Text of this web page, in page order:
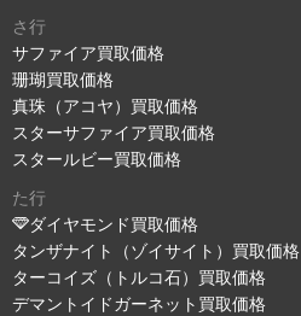
さ行
サファイア買取価格
珊瑚買取価格
真珠（アコヤ）買取価格
スターサファイア買取価格
スタールビー買取価格
た行
ダイヤモンド買取価格
タンザナイト（ゾイサイト）買取価格
ターコイズ（トルコ石）買取価格
デマントイドガーネット買取価格